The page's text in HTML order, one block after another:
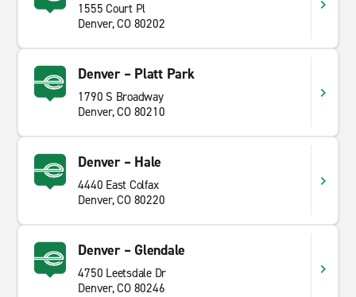
1555 Court Pl
Denver, CO 80202
Denver – Platt Park
1790 S Broadway
Denver, CO 80210
Denver – Hale
4440 East Colfax
Denver, CO 80220
Denver – Glendale
4750 Leetsdale Dr
Denver, CO 80246